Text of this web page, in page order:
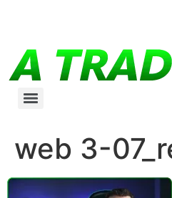
web 3-